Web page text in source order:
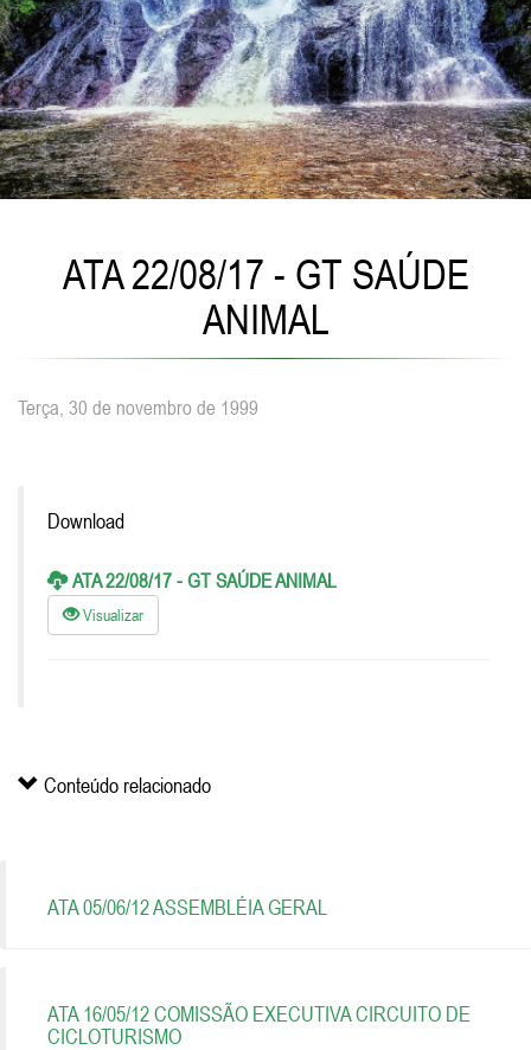
ATA 22/08/17 - GT SAÚDE
ANIMAL
Terça, 30 de novembro de 1999
Download
ATA 22/08/17 - GT SAÚDE ANIMAL
Visualizar
Conteúdo relacionado
ATA 05/06/12 ASSEMBLÉIA GERAL
ATA 16/05/12 COMISSÃO EXECUTIVA CIRCUITO DE
CICLOTURISMO